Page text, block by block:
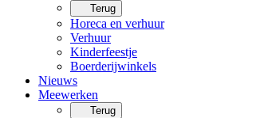
Terug
Horeca en verhuur
Verhuur
Kinderfeestje
Boerderijwinkels
Nieuws
Meewerken
Terug